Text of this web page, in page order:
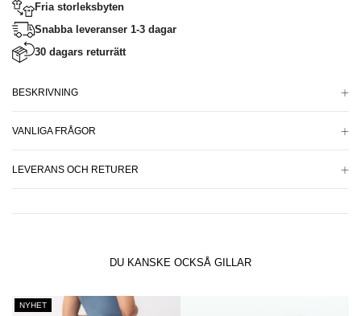
Fria storleksbyten
Snabba leveranser 1-3 dagar
30 dagars returrätt
BESKRIVNING
VANLIGA FRÅGOR
LEVERANS OCH RETURER
DU KANSKE OCKSÅ GILLAR
NYHET